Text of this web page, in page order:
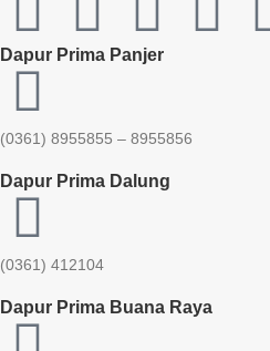
Dapur Prima Panjer
(0361) 8955855 – 8955856​
Dapur Prima Dalung
(0361) 412104
Dapur Prima Buana Raya